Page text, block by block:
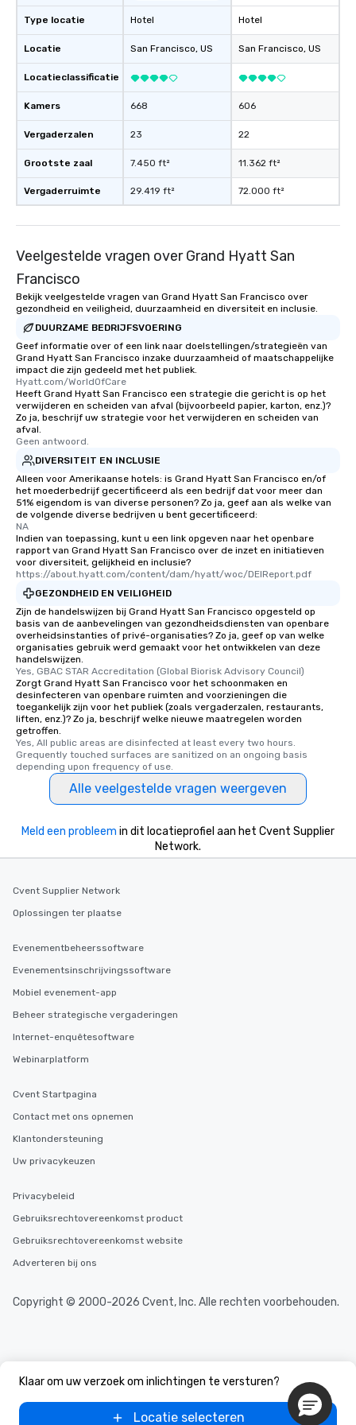
experience, we can
an evening helicopter
glittering lights of The
Memorable
experienced, and all
remember. Our one-
leave. Location, Location, Location
One of the best
restaurants are within
members a chance
itinerary. You Get a Dinner and a Show
knowledgeable,
who leads the group
along the way
ensuring there is
Different Types of
experiences offer the
several renowned
convenient outing,
at a typical corporate
a way to try some of
cuisines and dishes.
selected dishes are
high standards to
delight any palate. Tours Available
from Day to Night
group experience,
key. Whether you
business hours or
after work, we can
needs. Go for as Long or as Short as
You Like Along with
Type locatie
Locatie
Locatieclassificatie
Kamers
Vergaderzalen
Grootste zaal
Vergaderruimte
Hotel
San Francisco, US
668
23
7.450 ft²
29.419 ft²
Hotel
San Francisco, US
606
22
11.362 ft²
72.000 ft²
Veelgestelde vragen over Grand Hyatt San
Francisco
Bekijk veelgestelde vragen van Grand Hyatt San Francisco over
gezondheid en veiligheid, duurzaamheid en diversiteit en inclusie.
DUURZAME BEDRIJFSVOERING
Geef informatie over of een link naar doelstellingen/strategieën van
Grand Hyatt San Francisco inzake duurzaamheid of maatschappelijke
impact die zijn gedeeld met het publiek.
Hyatt.com/WorldOfCare
Heeft Grand Hyatt San Francisco een strategie die gericht is op het
verwijderen en scheiden van afval (bijvoorbeeld papier, karton, enz.)?
Zo ja, beschrijf uw strategie voor het verwijderen en scheiden van
afval.
Geen antwoord.
DIVERSITEIT EN INCLUSIE
Alleen voor Amerikaanse hotels: is Grand Hyatt San Francisco en/of
het moederbedrijf gecertificeerd als een bedrijf dat voor meer dan
51% eigendom is van diverse personen? Zo ja, geef aan als welke van
de volgende diverse bedrijven u bent gecertificeerd:
NA
Indien van toepassing, kunt u een link opgeven naar het openbare
rapport van Grand Hyatt San Francisco over de inzet en initiatieven
voor diversiteit, gelijkheid en inclusie?
https://about.hyatt.com/content/dam/hyatt/woc/DEIReport.pdf
GEZONDHEID EN VEILIGHEID
Zijn de handelswijzen bij Grand Hyatt San Francisco opgesteld op
basis van de aanbevelingen van gezondheidsdiensten van openbare
overheidsinstanties of privé-organisaties? Zo ja, geef op van welke
organisaties gebruik werd gemaakt voor het ontwikkelen van deze
handelswijzen.
Yes, GBAC STAR Accreditation (Global Biorisk Advisory Council)
Zorgt Grand Hyatt San Francisco voor het schoonmaken en
desinfecteren van openbare ruimten and voorzieningen die
toegankelijk zijn voor het publiek (zoals vergaderzalen, restaurants,
liften, enz.)? Zo ja, beschrijf welke nieuwe maatregelen worden
getroffen.
Yes, All public areas are disinfected at least every two hours.
Grequently touched surfaces are sanitized on an ongoing basis
depending upon frequency of use.
Alle veelgestelde vragen weergeven
Klaar om uw verzoek om inlichtingen te versturen?
Locatie selecteren
Meld een probleem in dit locatieprofiel aan het Cvent Supplier
Network.
Cvent Supplier Network
Oplossingen ter plaatse
Evenementbeheerssoftware
Evenementsinschrijvingssoftware
Mobiel evenement-app
Beheer strategische vergaderingen
Internet-enquêtesoftware
Webinarplatform
Cvent Startpagina
Contact met ons opnemen
Klantondersteuning
Uw privacykeuzen
Privacybeleid
Gebruiksrechtovereenkomst product
Gebruiksrechtovereenkomst website
Adverteren bij ons
Copyright © 2000-2026 Cvent, Inc. Alle rechten voorbehouden.